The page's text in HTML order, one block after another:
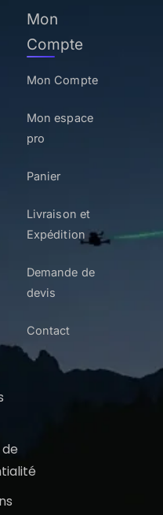
Mon
Compte
Mon Compte
Mon espace
pro
Panier
Livraison et
Expédition
Demande de
devis
Contact